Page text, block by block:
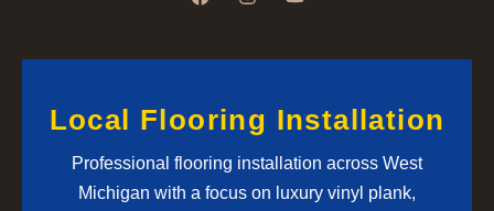
Local Flooring Installation
Professional flooring installation across West
Michigan with a focus on luxury vinyl plank,